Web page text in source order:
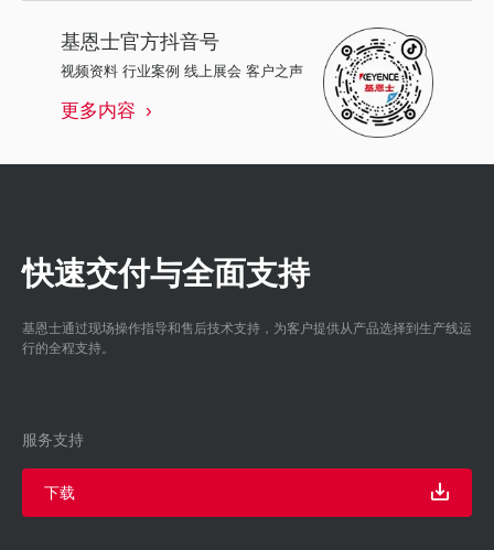
基恩士官方抖音号
视频资料 行业案例 线上展会 客户之声
更多内容
快速交付与全面支持
基恩士通过现场操作指导和售后技术支持，为客户提供从产品选择到生产线运
行的全程支持。
服务支持
下载